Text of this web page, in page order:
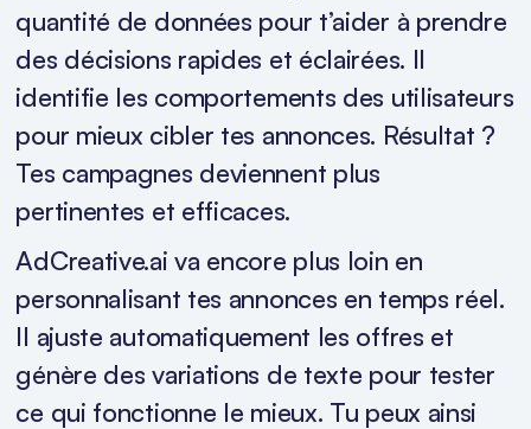
quantité de données pour t’aider à prendre
des décisions rapides et éclairées. Il
identifie les comportements des utilisateurs
pour mieux cibler tes annonces. Résultat ?
Tes campagnes deviennent plus
pertinentes et efficaces.
AdCreative.ai va encore plus loin en
personnalisant tes annonces en temps réel.
Il ajuste automatiquement les offres et
génère des variations de texte pour tester
ce qui fonctionne le mieux. Tu peux ainsi